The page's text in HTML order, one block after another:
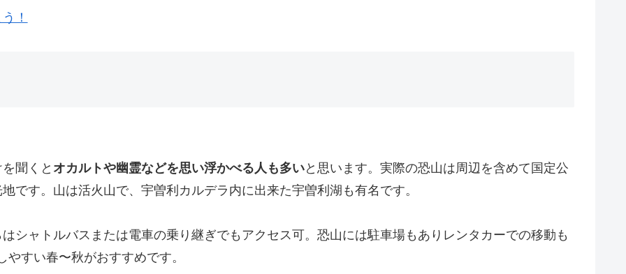
！
聞くと オカルトや幽霊などを思い浮かべる人も多いと思います。実際の恐山は周辺を含めて国定公
です。山は活火山で、宇曽利カルデラ内に出来た宇曽利湖も有名です。
シャトルバスまたは電車の乗り継ぎでもアクセス可。恐山には駐車場もありレンタカーでの移動も
やすい春〜秋がおすすめです。